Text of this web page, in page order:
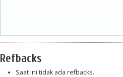
Refbacks
Saat ini tidak ada refbacks.